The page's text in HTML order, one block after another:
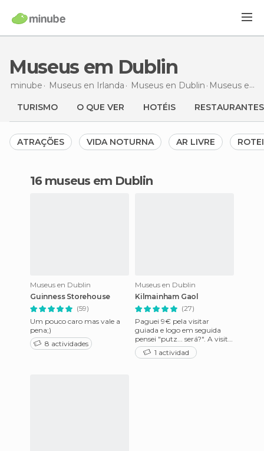
Museus em Dublin
minube Museus en Irlanda Museus en Dublin Museus em Dublin
TURISMO O QUE VER HOTÉIS RESTAURANTES
ATRAÇÕES VIDA NOTURNA AR LIVRE
16 museus em Dublin
Museus en Dublin
Guinness Storehouse
(59)
Um pouco caro mas vale a
pena;)
8 actividades
Museus en Dublin
Kilmainham Gaol
(27)
Paguei 9€ pela visitar
guiada e logo em seguida
pensei "putz... será?". A visita
normal é 4€. Mas depois que
começou eu percebi qu
1 actividad